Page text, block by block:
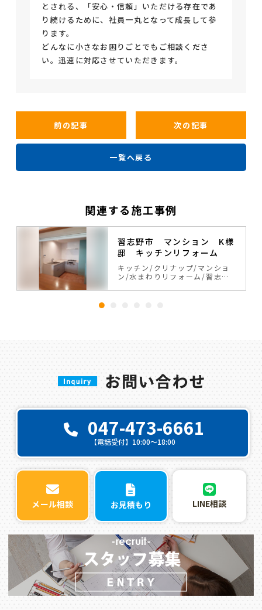
とされる、「安心・信頼」いただける存在であ
り続けるために、社員一丸となって成長して参
ります。
どんなに小さなお困りごとでもご相談くださ
い。迅速に対応させていただきます。
前の記事 次の記事
一覧へ戻る
関連する施工事例
習志野市 マンション K様
邸 キッチンリフォーム
キッチン クリナップ マンショ
ン 水まわりリフォーム 習志野
047-473-6661
【電話受付】10:00〜18:00
メール相談 お見積もり LINE相談